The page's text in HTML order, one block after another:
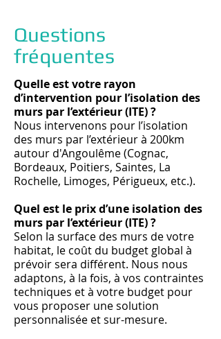
Questions
fréquentes
Quelle est votre rayon
d’intervention pour l’isolation des
murs par l’extérieur (ITE) ?
Nous intervenons pour l’isolation
des murs par l’extérieur à 200km
autour d'Angoulême (Cognac,
Bordeaux, Poitiers, Saintes, La
Rochelle, Limoges, Périgueux, etc.).
Quel est le prix d’une isolation des
murs par l’extérieur (ITE) ?
Selon la surface des murs de votre
habitat, le coût du budget global à
prévoir sera différent. Nous nous
adaptons, à la fois, à vos contraintes
techniques et à votre budget pour
vous proposer une solution
personnalisée et sur-mesure.